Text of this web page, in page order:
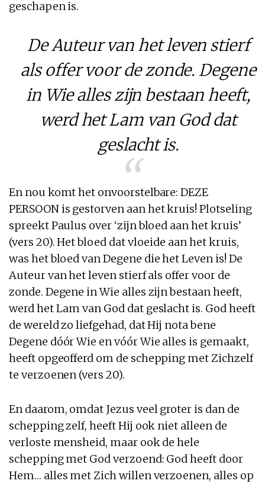
geschapen is.
De Auteur van het leven stierf
als offer voor de zonde. Degene
in Wie alles zijn bestaan heeft,
werd het Lam van God dat
geslacht is.
En nou komt het onvoorstelbare: DEZE
PERSOON is gestorven aan het kruis! Plotseling
spreekt Paulus over ‘zijn bloed aan het kruis’
(vers 20). Het bloed dat vloeide aan het kruis,
was het bloed van Degene die het Leven is! De
Auteur van het leven stierf als offer voor de
zonde. Degene in Wie alles zijn bestaan heeft,
werd het Lam van God dat geslacht is. God heeft
de wereld zo liefgehad, dat Hij nota bene
Degene dóór Wie en vóór Wie alles is gemaakt,
heeft opgeofferd om de schepping met Zichzelf
te verzoenen (vers 20).
En daarom, omdat Jezus veel groter is dan de
schepping zelf, heeft Hij ook niet alleen de
verloste mensheid, maar ook de hele
schepping met God verzoend: God heeft door
Hem… alles met Zich willen verzoenen, alles op